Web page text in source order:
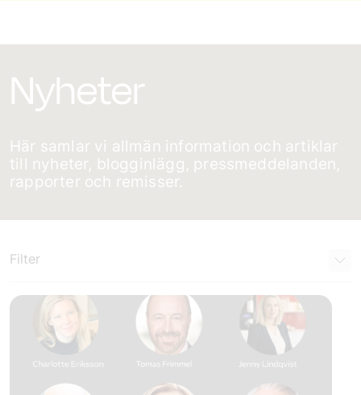
Nyheter
Här samlar vi allmän information och artiklar
till nyheter, blogginlägg, pressmeddelanden,
rapporter och remisser.
Filter